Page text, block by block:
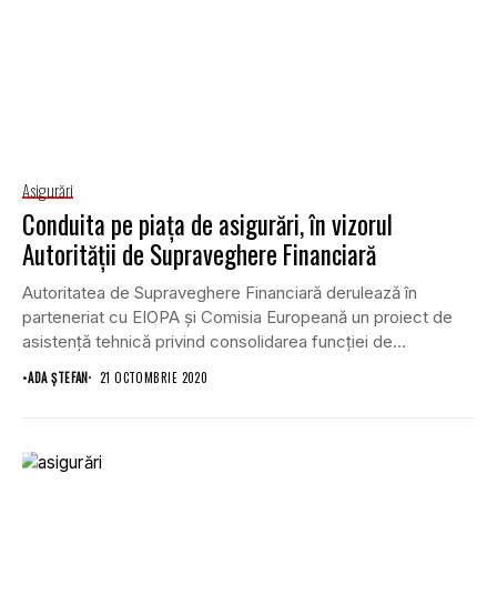
Asigurări
Conduita pe piața de asigurări, în vizorul
Autorității de Supraveghere Financiară
Autoritatea de Supraveghere Financiară derulează în
parteneriat cu EIOPA și Comisia Europeană un proiect de
asistență tehnică privind consolidarea funcției de
•ADA ȘTEFAN 21 OCTOMBRIE 2020